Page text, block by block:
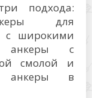
подхода:
для
с широкими
анкеры с
смолой и
анкеры в